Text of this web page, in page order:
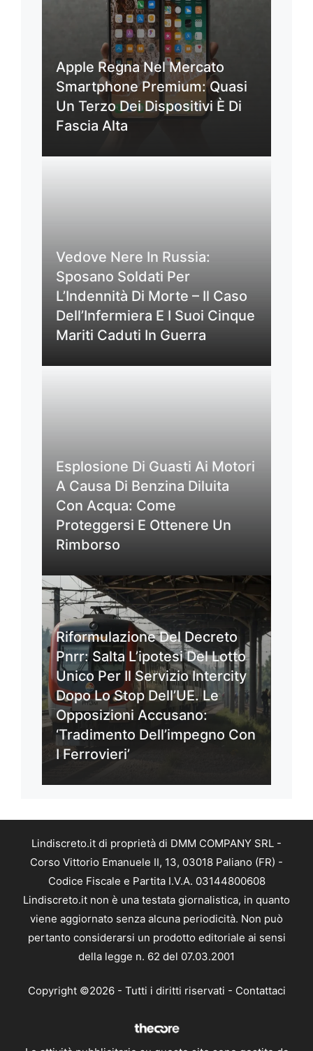
Apple Regna Nel Mercato
Smartphone Premium: Quasi
Un Terzo Dei Dispositivi È Di
Fascia Alta
Vedove Nere In Russia:
Sposano Soldati Per
L’Indennità Di Morte – Il Caso
Dell’Infermiera E I Suoi Cinque
Mariti Caduti In Guerra
Esplosione Di Guasti Ai Motori
A Causa Di Benzina Diluita
Con Acqua: Come
Proteggersi E Ottenere Un
Rimborso
Riformulazione Del Decreto
Pnrr: Salta L’ipotesi Del Lotto
Unico Per Il Servizio Intercity
Dopo Lo Stop Dell’UE. Le
Opposizioni Accusano:
‘Tradimento Dell’impegno Con
I Ferrovieri’
Lindiscreto.it di proprietà di DMM COMPANY SRL -
Corso Vittorio Emanuele II, 13, 03018 Paliano (FR) -
Codice Fiscale e Partita I.V.A. 03144800608
Lindiscreto.it non è una testata giornalistica, in quanto
viene aggiornato senza alcuna periodicità. Non può
pertanto considerarsi un prodotto editoriale ai sensi
della legge n. 62 del 07.03.2001
Copyright ©2026 - Tutti i diritti riservati - Contattaci